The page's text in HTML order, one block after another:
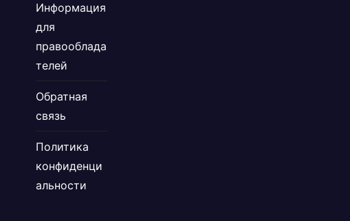
Информация
для
правооблада
телей
Обратная
связь
Политика
конфиденци
альности